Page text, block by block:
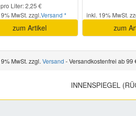
Liter: 2,25 €
MwSt. zzgl.Versand *
zum Artikel
inkl. 19% MwSt.
zum
MwSt. zzgl. Versand - Versandkostenfrei ab 99
INNENSPIEGEL